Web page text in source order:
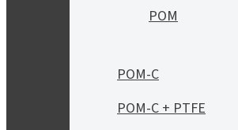
POM
POM-C
POM-C + PTFE